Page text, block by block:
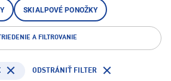
SKIALPOVÉ PONOŽKY
TRIEDENIE A FILTROVANIE
ODSTRÁNIŤ FILTER